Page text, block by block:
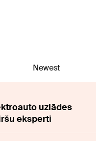
Newest
uzlādes
eksperti